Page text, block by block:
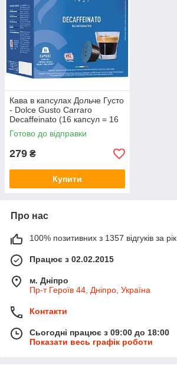
Кава в капсулах Дольче Густо
- Dolce Gusto Carraro
Decaffeinato (16 капсул = 16
порцій)
Готово до відправки
279 ₴
Купити
Про нас
100% позитивних з 1357 відгуків за рік
Працює з 02.02.2015
м. Дніпро
Пр-т Героїв 44, Дніпро, Україна
Контакти
Сьогодні працює з 09:00 до 18:00
Показати весь графік роботи